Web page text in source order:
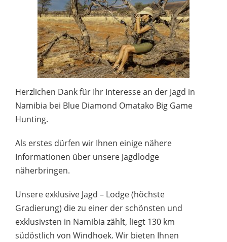
Herzlichen Dank für Ihr Interesse an der Jagd in
Namibia bei Blue Diamond Omatako Big Game
Hunting.
Als erstes dürfen wir Ihnen einige nähere
Informationen über unsere Jagdlodge
näherbringen.
Unsere exklusive Jagd – Lodge (höchste
Gradierung) die zu einer der schönsten und
exklusivsten in Namibia zählt, liegt 130 km
südöstlich von Windhoek. Wir bieten Ihnen